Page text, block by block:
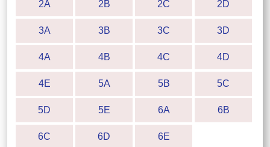
2A 2B 2C 2D
3A 3B 3C 3D
4A 4B 4C 4D
4E 5A 5B 5C
5D 5E 6A 6B
6C 6D 6E